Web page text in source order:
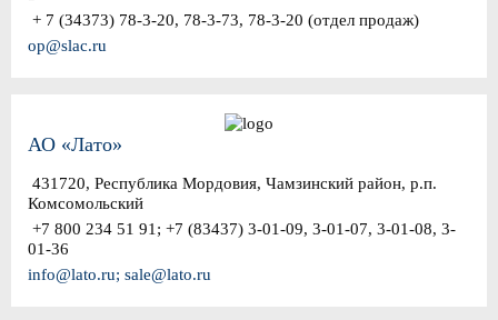
+ 7 (34373) 78-3-20, 78-3-73, 78-3-20 (отдел продаж)
op@slac.ru
АО «Лато»
431720, Республика Мордовия, Чамзинский район, р.п.
Комсомольский
+7 800 234 51 91; +7 (83437) 3-01-09, 3-01-07, 3-01-08, 3-
01-36
info@lato.ru; sale@lato.ru